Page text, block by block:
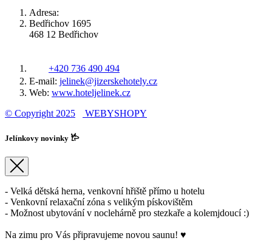
Adresa:
Bedřichov 1695
468 12 Bedřichov
+420 736 490 494
E-mail: jelinek@jizerskehotely.cz
Web: www.hoteljelinek.cz
© Copyright 2025
WEBYSHOPY
Jelínkovy novinky 𐂂
- Velká dětská herna, venkovní hřiště přímo u hotelu
- Venkovní relaxační zóna s velikým pískovištěm
- Možnost ubytování v noclehárně pro stezkaře a kolemjdoucí :)
Na zimu pro Vás připravujeme novou saunu! ♥